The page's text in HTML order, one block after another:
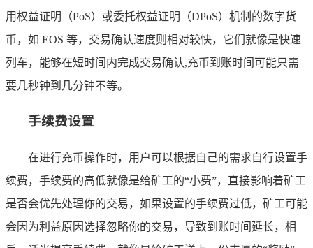
用权益证明（PoS）或委托权益证明（DPoS）机制的数字货
币，如 EOS 等，交易确认速度则相对较快，它们就像是快速
列车，能够在短时间内完成交易确认,充币到账时间可能只需
要几秒钟到几分钟不等。
手续费设置
在进行充币操作时，用户可以根据自己的需求自行设置手
续费，手续费的高低就像是给矿工的“小费”，直接影响着矿工
是否会优先处理你的交易，如果设置的手续费过低，矿工可能
会因为利益原因选择忽略你的交易，导致到账时间延长，相